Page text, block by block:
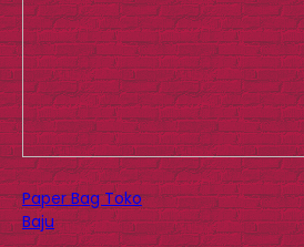
Paper Bag Toko
Baju